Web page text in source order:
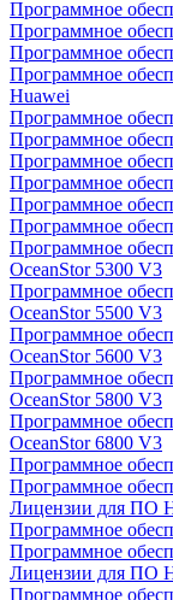
Программное
Программное
Программное
Программное
Huawei
Программное
Программное
Программное
Программное
Программное
Программное
Программное
OceanStor 5300 V3
Программное
OceanStor 5500 V3
Программное
OceanStor 5600 V3
Программное
OceanStor 5800 V3
Программное
OceanStor 6800 V3
Программное
Программное
Лицензии для ПО
Программное
Программное
Лицензии для ПО
Программное